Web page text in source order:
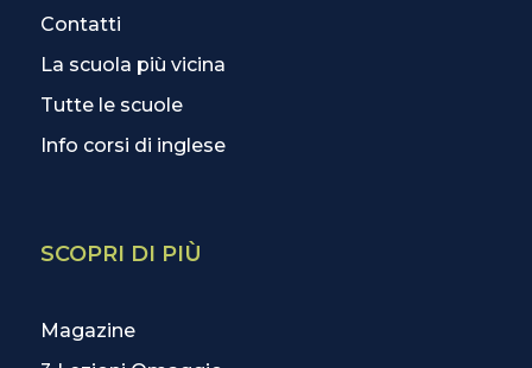
Contatti
La scuola più vicina
Tutte le scuole
Info corsi di inglese
SCOPRI DI PIÙ
Magazine